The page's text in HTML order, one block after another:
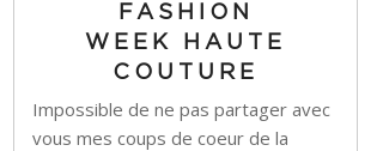
FASHION
WEEK HAUTE
COUTURE
Impossible de ne pas partager avec
vous mes coups de coeur de la